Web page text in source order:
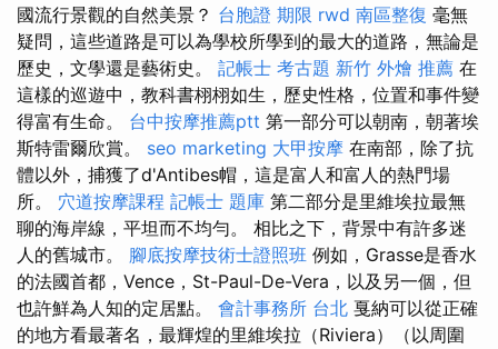
國流行景觀的自然美景？ 台胞證 期限 rwd 南區整復 毫無
疑問，這些道路是可以為學校所學到的最大的道路，無論是
歷史，文學還是藝術史。 記帳士 考古題 新竹 外燴 推薦 在
這樣的巡遊中，教科書栩栩如生，歷史性格，位置和事件變
得富有生命。 台中按摩推薦ptt 第一部分可以朝南，朝著埃
斯特雷爾欣賞。 seo marketing 大甲按摩 在南部，除了抗
體以外，捕獲了d'Antibes帽，這是富人和富人的熱門場
所。 穴道按摩課程 記帳士 題庫 第二部分是里維埃拉最無
聊的海岸線，平坦而不均勻。 相比之下，背景中有許多迷
人的舊城市。 腳底按摩技術士證照班 例如，Grasse是香水
的法國首都，Vence，St-Paul-De-Vera，以及另一個，但
也許鮮為人知的定居點。 會計事務所 台北 戛納可以從正確
的地方看最著名，最輝煌的里維埃拉（Riviera）（以周圍